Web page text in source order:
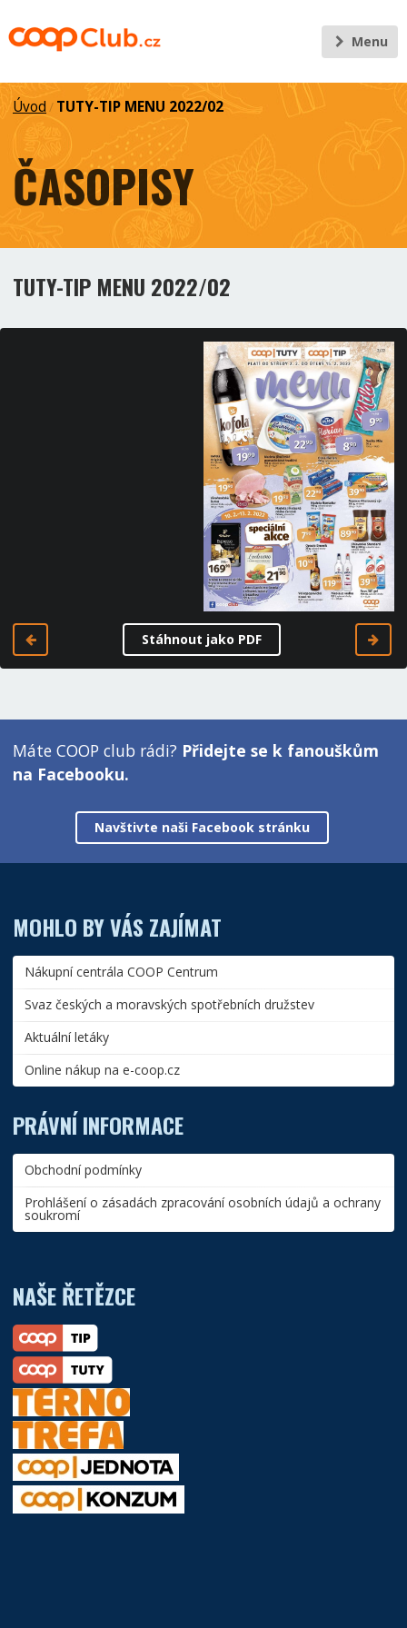
Menu
Úvod / TUTY-TIP MENU 2022/02
ČASOPISY
TUTY-TIP MENU 2022/02
Stáhnout jako PDF
Máte COOP club rádi? Přidejte se k fanouškům
na Facebooku.
Navštivte naši Facebook stránku
MOHLO BY VÁS ZAJÍMAT
Nákupní centrála COOP Centrum
Svaz českých a moravských spotřebních družstev
Aktuální letáky
Online nákup na e-coop.cz
PRÁVNÍ INFORMACE
Obchodní podmínky
Prohlášení o zásadách zpracování osobních údajů a ochrany
soukromí
NAŠE ŘETĚZCE